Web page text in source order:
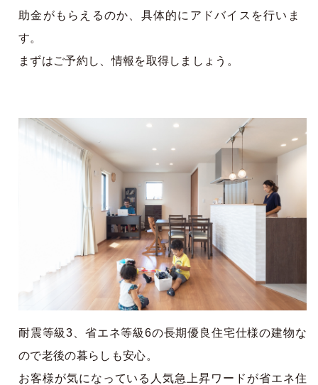
助金がもらえるのか、具体的にアドバイスを行いま
す。
まずはご予約し、情報を取得しましょう。
耐震等級3、省エネ等級6の長期優良住宅仕様の建物な
ので老後の暮らしも安心。
お客様が気になっている人気急上昇ワードが省エネ住